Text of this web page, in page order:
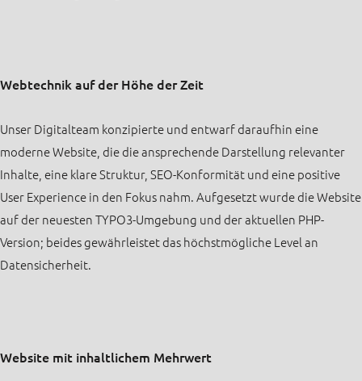
Webtechnik auf der Höhe der Zeit
Unser Digitalteam konzipierte und entwarf daraufhin eine
moderne Website, die die ansprechende Darstellung relevanter
Inhalte, eine klare Struktur, SEO-Konformität und eine positive
User Experience in den Fokus nahm. Aufgesetzt wurde die Website
auf der neuesten TYPO3-Umgebung und der aktuellen PHP-
Version; beides gewährleistet das höchstmögliche Level an
Datensicherheit.
Website mit inhaltlichem Mehrwert